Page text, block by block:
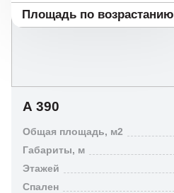
Площадь по возрастанию
А 390
Общая площадь, м2
Габариты, м
Этажей
Спален